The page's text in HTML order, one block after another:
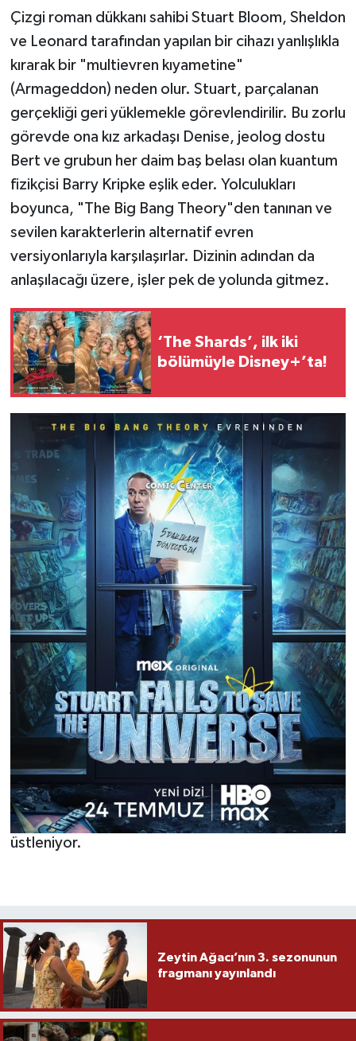
Çizgi roman dükkanı sahibi Stuart Bloom, Sheldon
ve Leonard tarafından yapılan bir cihazı yanlışlıkla
kırarak bir "multievren kıyametine"
(Armageddon) neden olur. Stuart, parçalanan
gerçekliği geri yüklemekle görevlendirilir. Bu zorlu
görevde ona kız arkadaşı Denise, jeolog dostu
Bert ve grubun her daim baş belası olan kuantum
fizikçisi Barry Kripke eşlik eder. Yolculukları
boyunca, "The Big Bang Theory"den tanınan ve
sevilen karakterlerin alternatif evren
versiyonlarıyla karşılaşırlar. Dizinin adından da
anlaşılacağı üzere, işler pek de yolunda gitmez.
‘The Shards’, ilk iki
bölümüyle Disney+’ta!
Oyuncu Kadrosu:
Dizinin başrollerinde Kevin Sussman (Stuart),
Lauren Lapkus (Denise), Brian Posehn (Bert) ve
John Ross Bowie (Barry) yer alıyor.
Yapım Bilgileri:
Warner Bros. Television iş birliğiyle bir Chuck
Lorre Productions yapımı olan dizinin
yaratıcılığını, senaristliğini ve yürütücü
yapımcılığını Chuck Lorre, Zak Penn ve Bill Prady
üstleniyor.
Zeytin Ağacı’nın 3. sezonunun
fragmanı yayınlandı